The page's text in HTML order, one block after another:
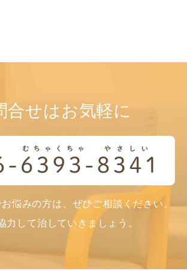
合せはお気軽に
悩みの方は、ぜひご相談ください。
力して治していきましょう。